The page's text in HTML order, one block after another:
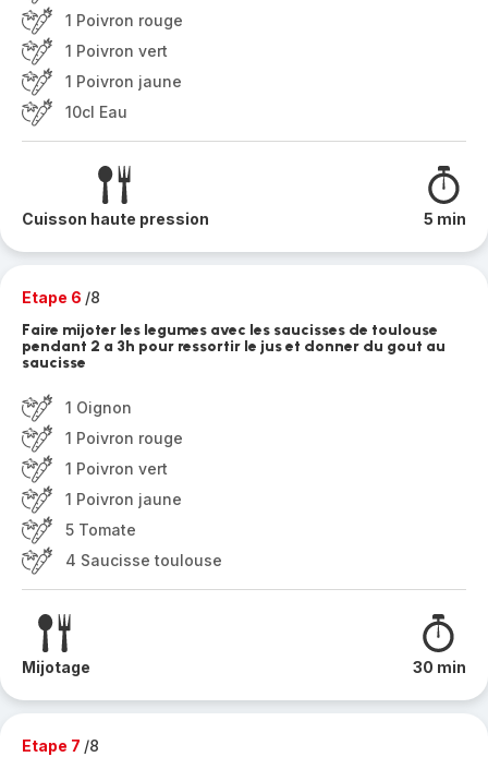
1 Poivron rouge
1 Poivron vert
1 Poivron jaune
10cl Eau
Cuisson haute pression 5 min
Etape 6 /8
Faire mijoter les legumes avec les saucisses de toulouse
pendant 2 a 3h pour ressortir le jus et donner du gout au
saucisse
1 Oignon
1 Poivron rouge
1 Poivron vert
1 Poivron jaune
5 Tomate
4 Saucisse toulouse
Mijotage 30 min
Etape 7 /8